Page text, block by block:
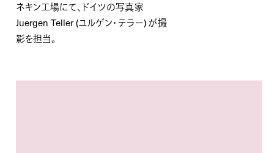
ネキン工場にて、ドイツの写真家
Juergen Teller (ユルゲン・テラー) が撮
影を担当。